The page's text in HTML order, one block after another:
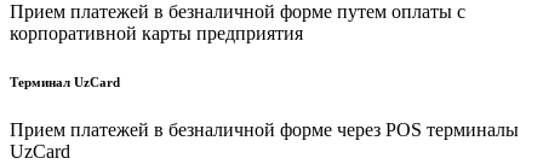
Прием платежей в безналичной форме путем оплаты с
корпоративной карты предприятия
Терминал UzCard
Прием платежей в безналичной форме через POS терминалы
UzCard